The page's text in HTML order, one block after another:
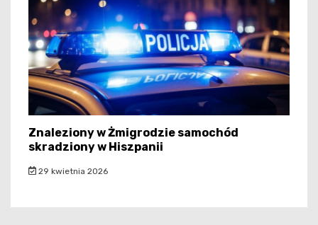
Znaleziony w Żmigrodzie samochód
skradziony w Hiszpanii
29 kwietnia 2026